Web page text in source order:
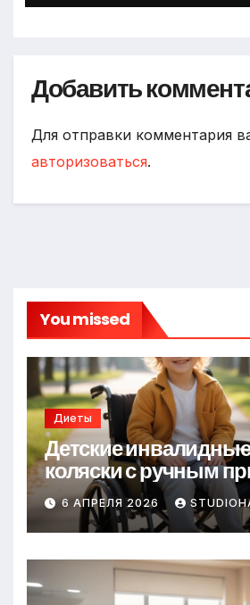
Добавить
Для отправки комментария
авторизоваться.
You missed
Диеты
Детские
коляски с ручным
6 АПРЕЛЯ 2026